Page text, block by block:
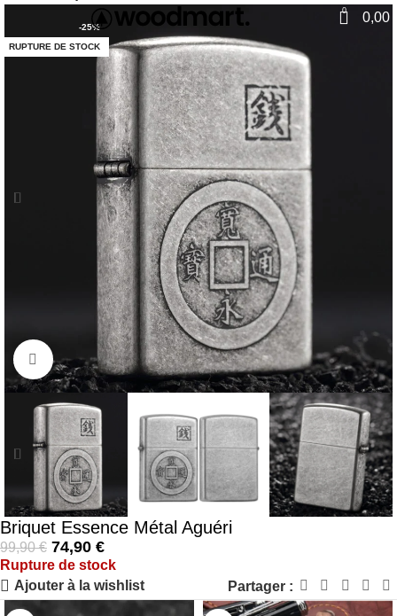
0 0,00
-25%
RUPTURE DE STOCK
Agrandir
Briquet Essence Métal Aguéri
99,90€ 74,90 €
Rupture de stock
Ajouter à la wishlist
Partager :